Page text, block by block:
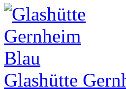
Glashütte